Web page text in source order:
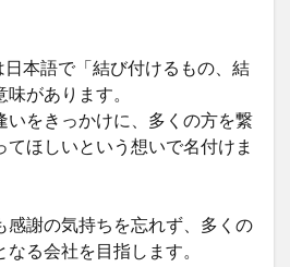
日本語で「結び付けるもの、結
があります。
いをきっかけに、多くの方を繋
てほしいという想いで名付けま
感謝の気持ちを忘れず、多くの
る会社を目指します。